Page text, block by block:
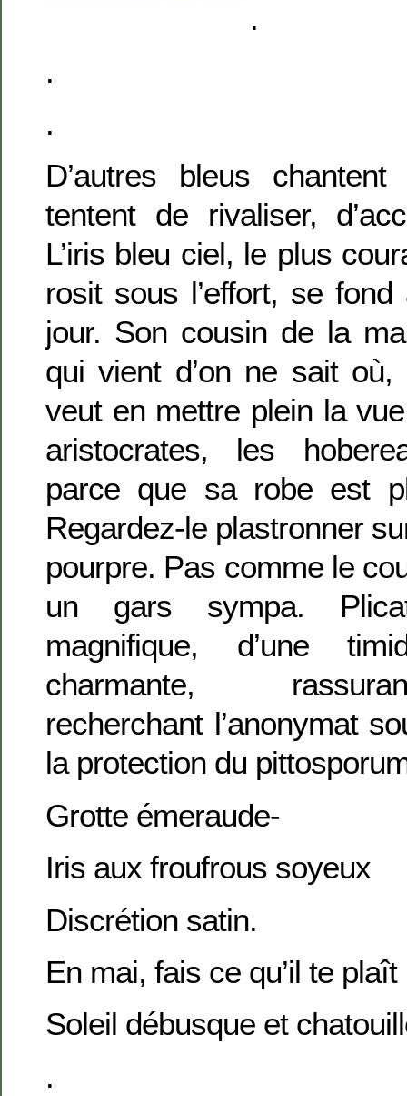
.
.
.
D’autres bleus
tentent de rivaliser,
L’iris bleu ciel, le plus
rosit sous l’effort, se
jour. Son cousin de la
qui vient d’on ne sait
veut en mettre plein la
aristocrates, les
parce que sa robe est
Regardez-le plastronner
pourpre. Pas comme le
un gars sympa.
magnifique, d’une
charmante,
recherchant l’anonymat
la protection du
Grotte émeraude-
Iris aux froufrous soyeux
Discrétion satin.
En mai, fais ce qu’il te plaît
Soleil débusque et
.